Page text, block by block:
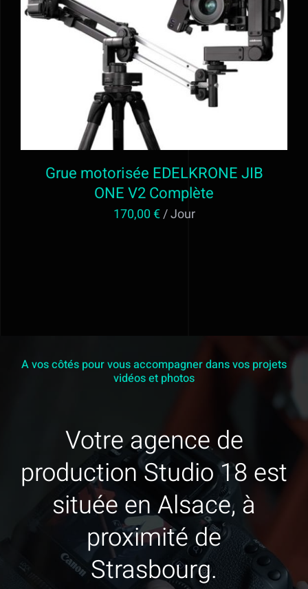
AJOUTER AU PANIER / DÉTAILS
Grue motorisée EDELKRONE JIB
ONE V2 Complète
170,00€/ Jour
A vos côtés pour vous accompagner dans vos projets
vidéos et photos
Votre agence de
production Studio 18 est
située en Alsace, à
proximité de
Strasbourg.